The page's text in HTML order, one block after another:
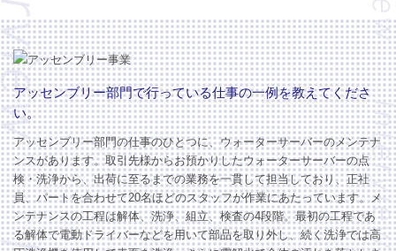
アッセンブリー部門で行っている仕事の一例を教えてくださ
い。
アッセンブリー部門の仕事のひとつに、ウォーターサーバーのメンテナ
ンスがあります。取引先様からお預かりしたウォーターサーバーの点
検・洗浄から、出荷に至るまでの業務を一貫して担当しており、正社
員、パートを合わせて20名ほどのスタッフが作業にあたっています。メ
ンテナンスの工程は解体、洗浄、組立、検査の4段階。最初の工程であ
る解体で電動ドライバーなどを用いて部品を取り外し、続く洗浄では高